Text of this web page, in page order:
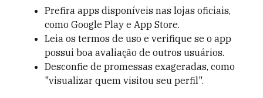
Prefira apps disponíveis nas lojas oficiais,
como Google Play e App Store.
Leia os termos de uso e verifique se o app
possui boa avaliação de outros usuários.
Desconfie de promessas exageradas, como
"visualizar quem visitou seu perfil".